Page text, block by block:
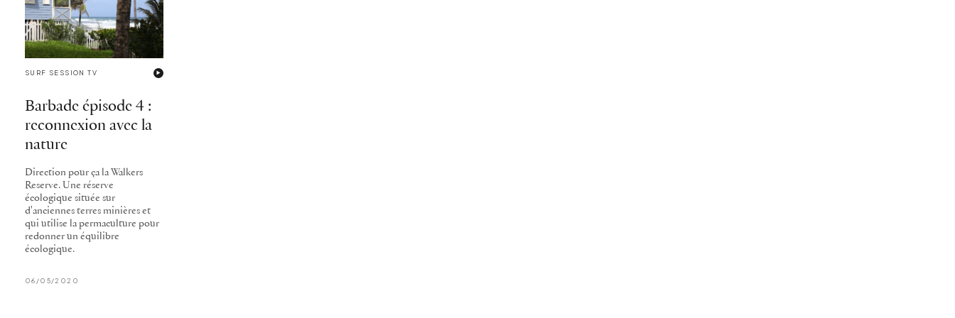
SURF SESSION TV
Barbade épisode 4 :
reconnexion avec la
nature
Direction pour ça la Walkers
Reserve. Une réserve
écologique située sur
d'anciennes terres minières et
qui utilise la permaculture pour
redonner un équilibre
écologique.
06/05/2020